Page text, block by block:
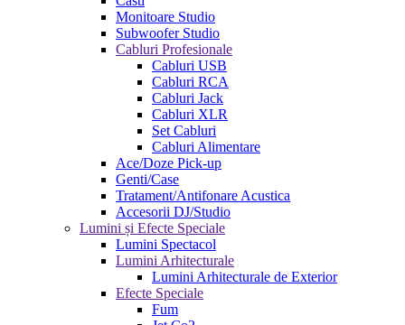
Monitoare Studio
Subwoofer Studio
Cabluri Profesionale
Cabluri USB
Cabluri RCA
Cabluri Jack
Cabluri XLR
Set Cabluri
Cabluri Alimentare
Ace/Doze Pick-up
Genti/Case
Tratament/Antifonare Acustica
Accesorii DJ/Studio
Lumini și Efecte Speciale
Lumini Spectacol
Lumini Arhitecturale
Lumini Arhitecturale de Exterior
Efecte Speciale
Fum